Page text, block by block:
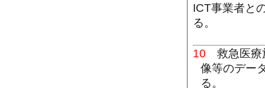
ICT事業者と
る。
10 救急医療
像等のデー
る。